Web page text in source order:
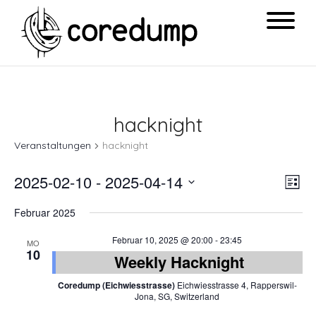
hacknight
Veranstaltungen hacknight
2025-02-10 - 2025-04-14
Februar 2025
MO
10
Februar 10, 2025 @ 20:00 -23:45
Weekly Hacknight
Coredump (Eichwiesstrasse) Eichwiesstrasse 4, Rapperswil-
Jona, SG, Switzerland